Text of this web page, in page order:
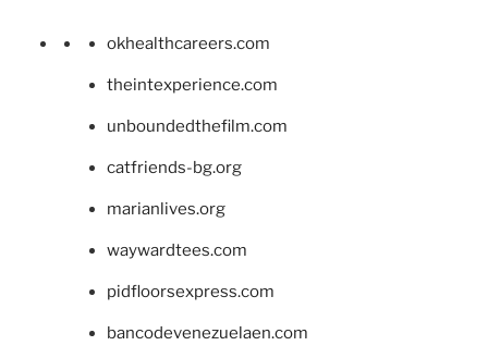
okhealthcareers.com
theintexperience.com
unboundedthefilm.com
catfriends-bg.org
marianlives.org
waywardtees.com
pidfloorsexpress.com
bancodevenezuelaen.com